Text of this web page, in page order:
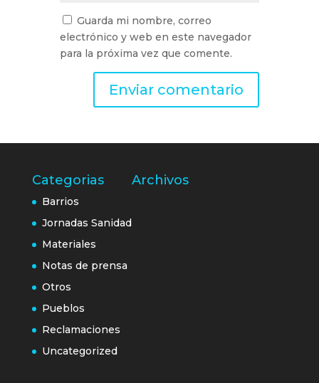
Guarda mi nombre, correo
electrónico y web en este navegador
para la próxima vez que comente.
Categorias
Barrios
Jornadas Sanidad
Materiales
Notas de prensa
Otros
Pueblos
Reclamaciones
Uncategorized
Archivos